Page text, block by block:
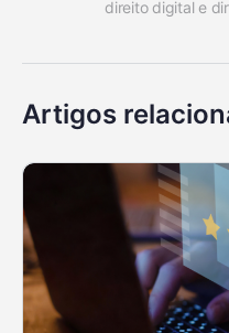
direito digital e
Artigos